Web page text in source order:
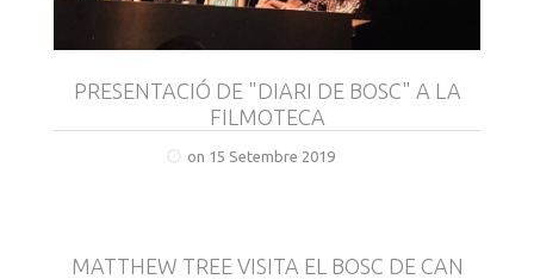
PRESENTACIÓ DE "DIARI DE BOSC" A LA
FILMOTECA
on 15 Setembre 2019
MATTHEW TREE VISITA EL BOSC DE CAN